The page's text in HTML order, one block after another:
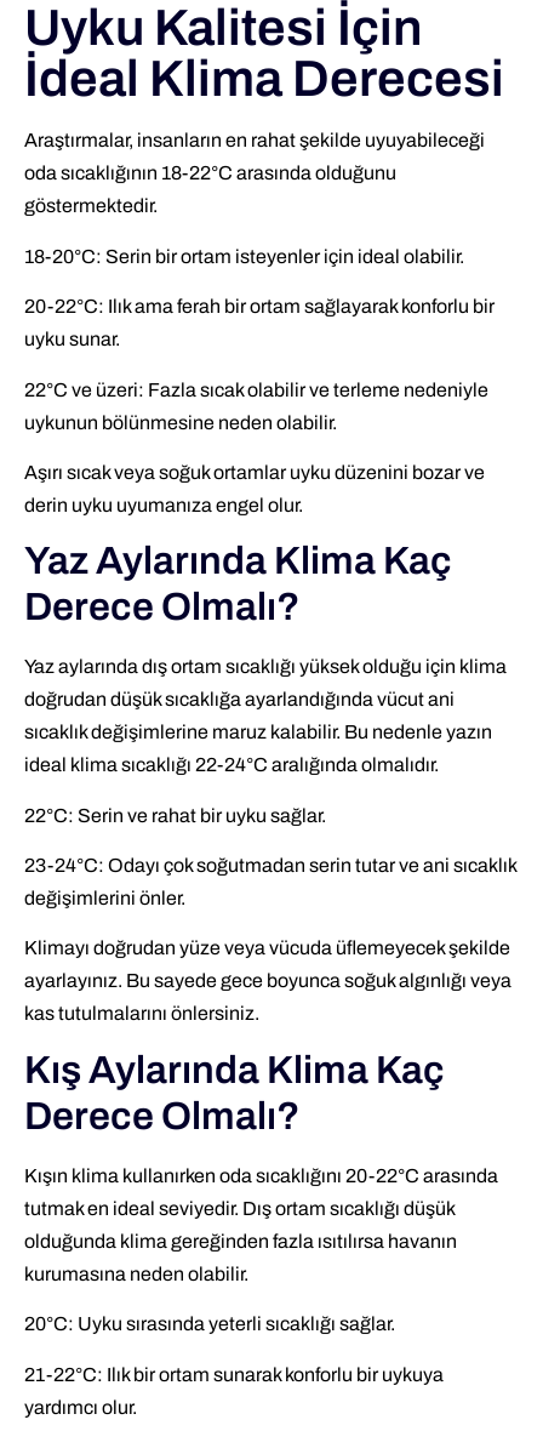
Uyku Kalitesi İçin
İdeal Klima Derecesi
Araştırmalar, insanların en rahat şekilde uyuyabileceği
oda sıcaklığının 18-22°C arasında olduğunu
göstermektedir.
18-20°C: Serin bir ortam isteyenler için ideal olabilir.
20-22°C: Ilık ama ferah bir ortam sağlayarak konforlu bir
uyku sunar.
22°C ve üzeri: Fazla sıcak olabilir ve terleme nedeniyle
uykunun bölünmesine neden olabilir.
Aşırı sıcak veya soğuk ortamlar uyku düzenini bozar ve
derin uyku uyumanıza engel olur.
Yaz Aylarında Klima Kaç
Derece Olmalı?
Yaz aylarında dış ortam sıcaklığı yüksek olduğu için klima
doğrudan düşük sıcaklığa ayarlandığında vücut ani
sıcaklık değişimlerine maruz kalabilir. Bu nedenle yazın
ideal klima sıcaklığı 22-24°C aralığında olmalıdır.
22°C: Serin ve rahat bir uyku sağlar.
23-24°C: Odayı çok soğutmadan serin tutar ve ani sıcaklık
değişimlerini önler.
Klimayı doğrudan yüze veya vücuda üflemeyecek şekilde
ayarlayınız. Bu sayede gece boyunca soğuk algınlığı veya
kas tutulmalarını önlersiniz.
Kış Aylarında Klima Kaç
Derece Olmalı?
Kışın klima kullanırken oda sıcaklığını 20-22°C arasında
tutmak en ideal seviyedir. Dış ortam sıcaklığı düşük
olduğunda klima gereğinden fazla ısıtılırsa havanın
kurumasına neden olabilir.
20°C: Uyku sırasında yeterli sıcaklığı sağlar.
21-22°C: Ilık bir ortam sunarak konforlu bir uykuya
yardımcı olur.